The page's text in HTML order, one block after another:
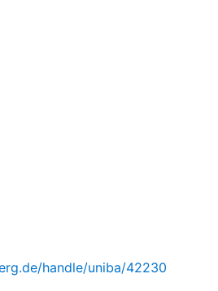
handle/uniba/42230